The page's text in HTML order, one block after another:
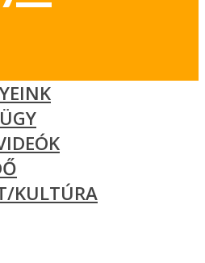
KULTÚRA